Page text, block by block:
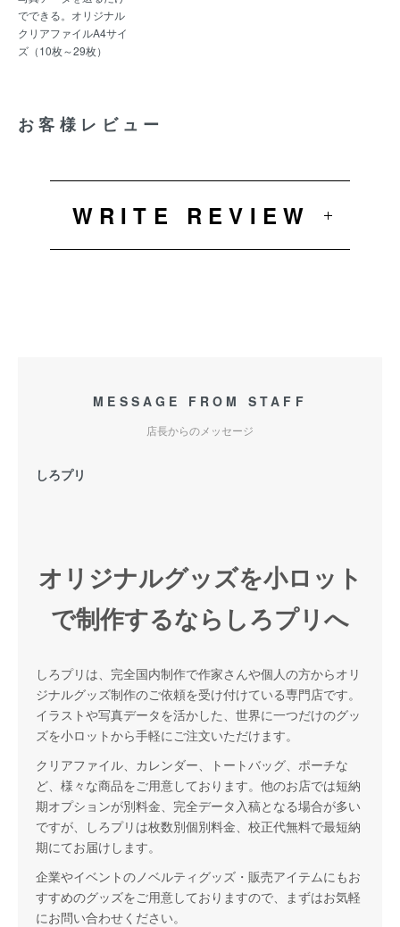
でできる。オリジナル
クリアファイルA4サイ
ズ（10枚～29枚）
お客様レビュー
WRITE REVIEW
MESSAGE FROM STAFF
店長からのメッセージ
しろプリ
オリジナルグッズを小ロット
で制作するならしろプリへ
しろプリは、完全国内制作で作家さんや個人の方からオリ
ジナルグッズ制作のご依頼を受け付けている専門店です。
イラストや写真データを活かした、世界に一つだけのグッ
ズを小ロットから手軽にご注文いただけます。
クリアファイル、カレンダー、トートバッグ、ポーチな
ど、様々な商品をご用意しております。他のお店では短納
期オプションが別料金、完全データ入稿となる場合が多い
ですが、しろプリは枚数別個別料金、校正代無料で最短納
期にてお届けします。
企業やイベントのノベルティグッズ・販売アイテムにもお
すすめのグッズをご用意しておりますので、まずはお気軽
にお問い合わせください。